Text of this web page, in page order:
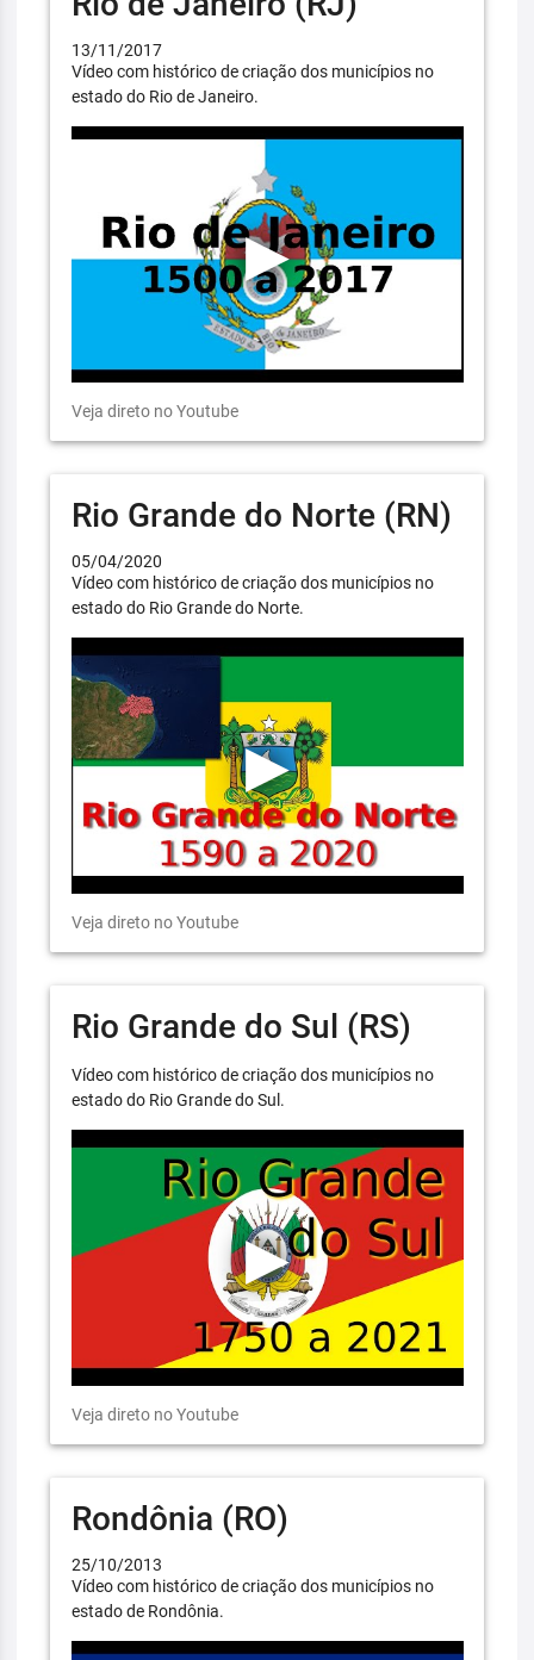
13/11/2017
Vídeo com histórico de criação dos municípios no
estado do Rio de Janeiro.
Veja direto no Youtube
Rio Grande do Norte (RN)
05/04/2020
Vídeo com histórico de criação dos municípios no
estado do Rio Grande do Norte.
Veja direto no Youtube
Rio Grande do Sul (RS)
Vídeo com histórico de criação dos municípios no
estado do Rio Grande do Sul.
Veja direto no Youtube
Rondônia (RO)
25/10/2013
Vídeo com histórico de criação dos municípios no
estado de Rondônia.